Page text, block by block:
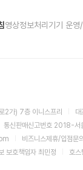
2가) 7층 이니스프리
대
통신판매신고번호 2018-
비즈니스제휴/입점문의
보호책임자 최민정 호스
영상정보처리기기 운영